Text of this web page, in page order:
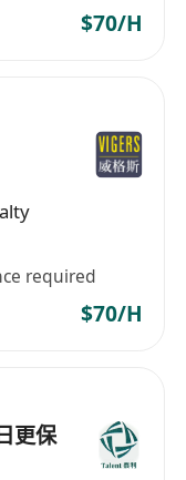
$70/H
required
$70/H
更保